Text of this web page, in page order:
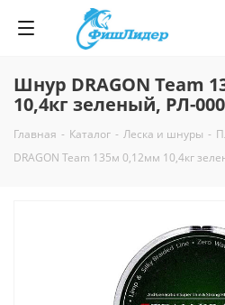
Шнур DRAGON Team
10,4кг зеленый, РЛ-
Главная - Каталог - Леска и шнуры -
DRAGON Team 135м 0,12мм 10,4кг